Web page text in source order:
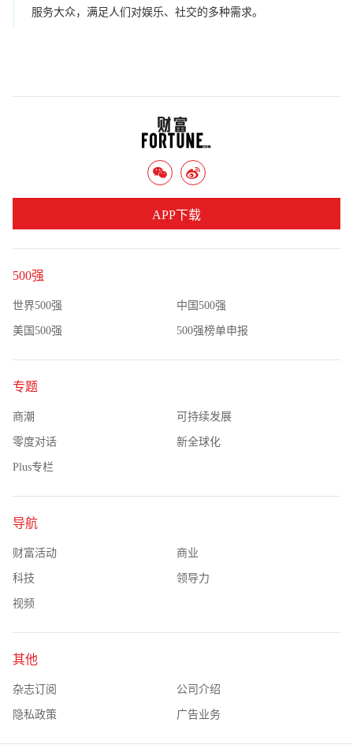
服务大众，满足人们对娱乐、社交的多种需求。
500强
世界500强 中国500强
美国500强 500强榜单申报
专题
商潮 可持续发展
零度对话 新全球化
Plus专栏
导航
财富活动 商业
科技 领导力
视频
其他
杂志订阅 公司介绍
隐私政策 广告业务
APP下载